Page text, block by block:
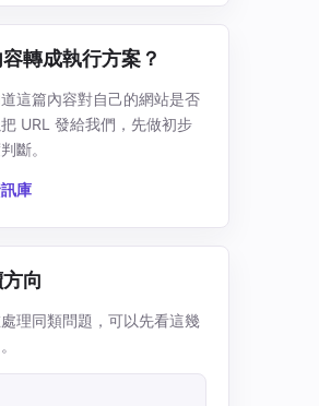
轉成執行方案？
這篇內容對自己的網站是否
URL 發給我們，先做初步
斷。
庫
向
理同類問題，可以先看這幾